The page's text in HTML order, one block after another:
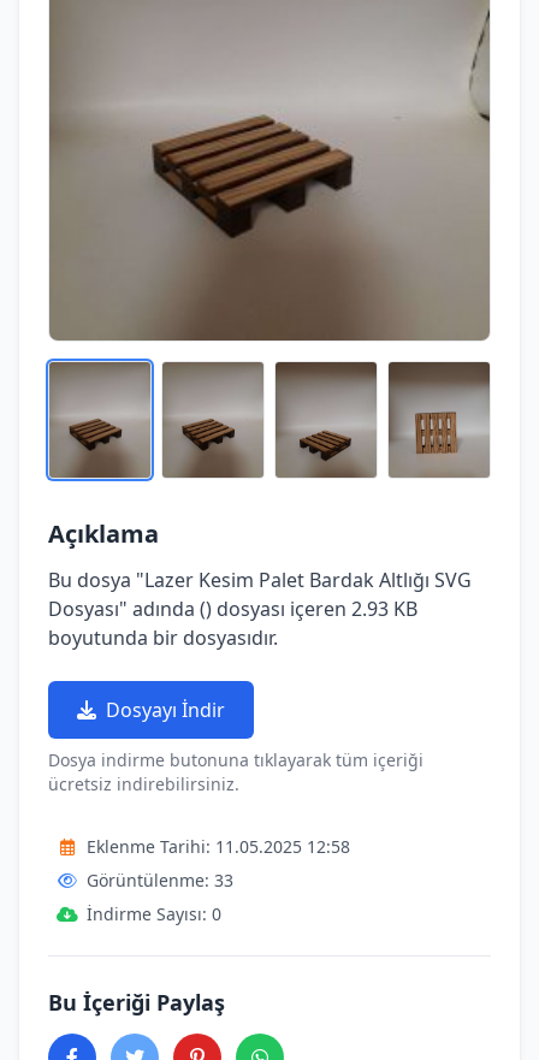
Açıklama
Bu dosya "Lazer Kesim Palet Bardak Altlığı SVG
Dosyası" adında () dosyası içeren 2.93 KB
boyutunda bir dosyasıdır.
Dosyayı İndir
Dosya indirme butonuna tıklayarak tüm içeriği
ücretsiz indirebilirsiniz.
Eklenme Tarihi: 11.05.2025 12:58
Görüntülenme: 33
İndirme Sayısı: 0
Bu İçeriği Paylaş